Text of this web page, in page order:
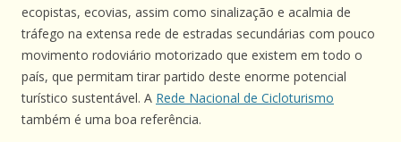
ecopistas, ecovias, assim como sinalização e acalmia de
tráfego na extensa rede de estradas secundárias com pouco
movimento rodoviário motorizado que existem em todo o
país, que permitam tirar partido deste enorme potencial
turístico sustentável. A Rede Nacional de Cicloturismo
também é uma boa referência.